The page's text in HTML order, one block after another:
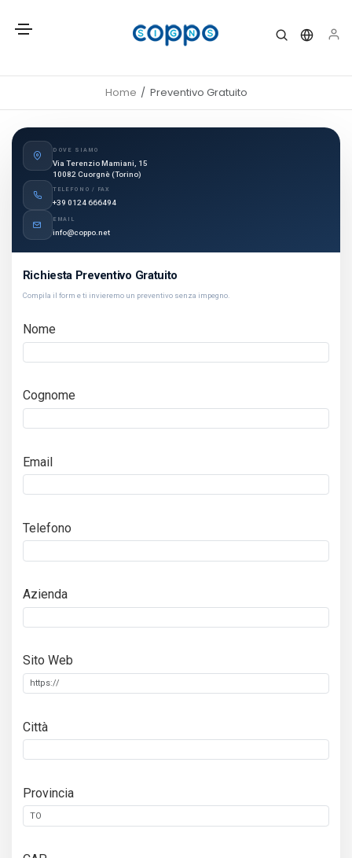
Home Preventivo Gratuito
DOVE SIAMO
Via Terenzio Mamiani, 15
10082 Cuorgnè (Torino)
TELEFONO / FAX
+39 0124 666494
EMAIL
info@coppo.net
Richiesta Preventivo Gratuito
Compila il form e ti invieremo un preventivo senza impegno.
Nome
Cognome
Email
Telefono
Azienda
Sito Web
Città
Provincia